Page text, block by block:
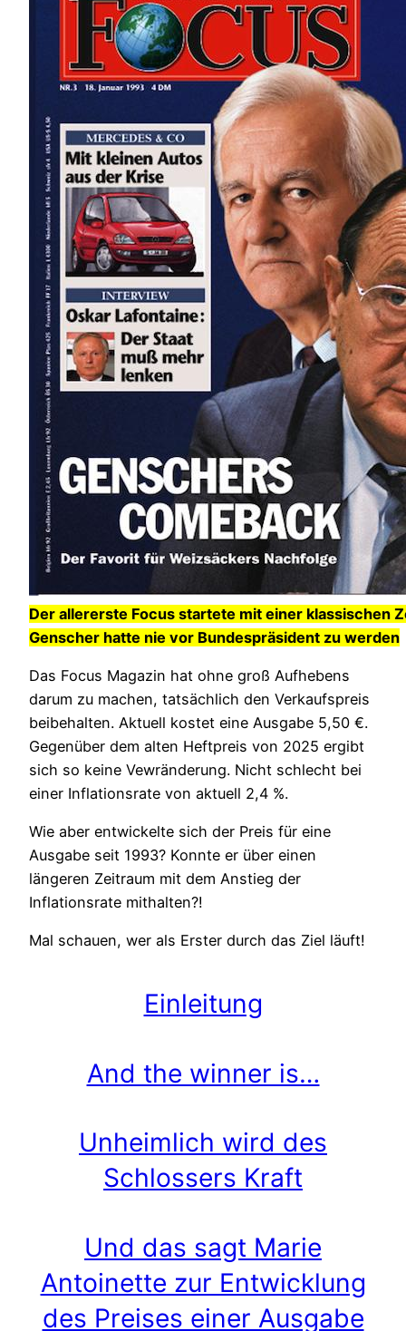
Der allererste Focus startete mit einer klassischen
Genscher hatte nie vor Bundespräsident zu werden
Das Focus Magazin hat ohne groß Aufhebens
darum zu machen, tatsächlich den Verkaufspreis
beibehalten. Aktuell kostet eine Ausgabe 5,50 €.
Gegenüber dem alten Heftpreis von 2025 ergibt
sich so keine Vewränderung. Nicht schlecht bei
einer Inflationsrate von aktuell 2,4 %.
Wie aber entwickelte sich der Preis für eine
Ausgabe seit 1993? Konnte er über einen
längeren Zeitraum mit dem Anstieg der
Inflationsrate mithalten?!
Mal schauen, wer als Erster durch das Ziel läuft!
Einleitung
And the winner is…
Unheimlich wird des
Schlossers Kraft
Und das sagt Marie
Antoinette zur Entwicklung
des Preises einer Ausgabe